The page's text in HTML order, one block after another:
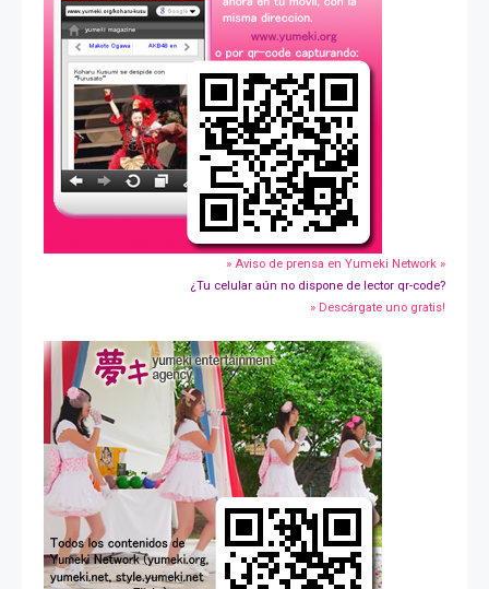
» Aviso de prensa en Yumeki Network »
¿Tu celular aún no dispone de lector qr-code?
» Descárgate uno gratis!